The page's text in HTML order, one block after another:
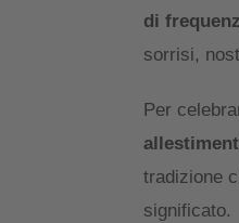
di
sorrisi,
Per
tradizione
significato.